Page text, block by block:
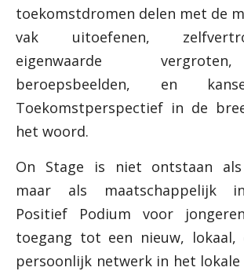
toekomstdromen delen met de
vak uitoefenen,
eigenwaarde
beroepsbeelden, en
Toekomstperspectief in de
het woord.
On Stage is niet ontstaan als
maar als maatschappelijk
Positief Podium voor
toegang tot een nieuw, lokaal,
persoonlijk netwerk in het